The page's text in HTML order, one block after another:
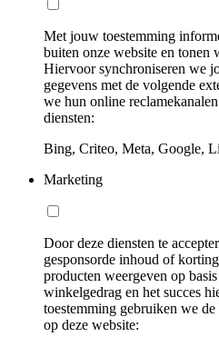
Met jouw toestemming
buiten onze website en tonen
Hiervoor synchroniseren we
gegevens met de volgende
we hun online
diensten:
Bing, Criteo, Meta, Google,
Marketing
Door deze diensten te
gesponsorde inhoud of
producten weergeven op
winkelgedrag en het succes
toestemming gebruiken we
op deze website: